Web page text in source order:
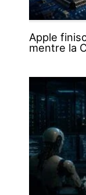
Apple
mentre la